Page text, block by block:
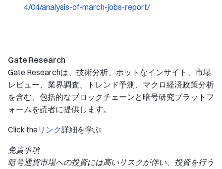
4/04/analysis-of-march-jobs-report/
Gate Research
Gate Researchは、技術分析、ホットなインサイト、市場
レビュー、業界調査、トレンド予測、マクロ経済政策分析
を含む、包括的なブロックチェーンと暗号研究プラットフ
ォームを読者に提供します。
Click theリンク詳細を学ぶ
免責事項
暗号通貨市場への投資には高いリスクが伴い、投資を行う